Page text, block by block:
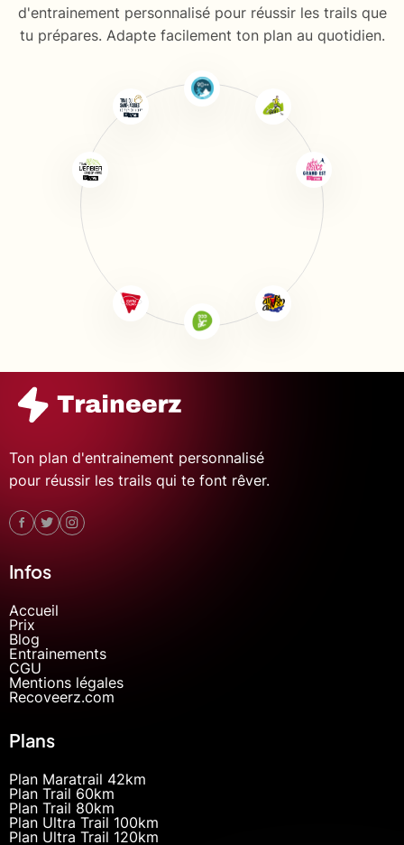
d'entrainement personnalisé pour réussir les trails que
tu prépares. Adapte facilement ton plan au quotidien.
Ton plan d'entrainement personnalisé
pour réussir les trails qui te font rêver.
Infos
Accueil
Prix
Blog
Entrainements
CGU
Mentions légales
Recoveerz.com
Plans
Plan Maratrail 42km
Plan Trail 60km
Plan Trail 80km
Plan Ultra Trail 100km
Plan Ultra Trail 120km